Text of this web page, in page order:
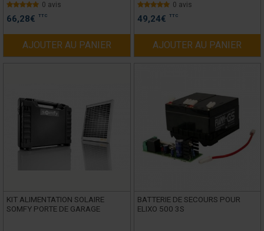
0 avis
66,28€ TTC
AJOUTER AU PANIER
0 avis
49,24€ TTC
AJOUTER AU PANIER
KIT ALIMENTATION SOLAIRE
SOMFY PORTE DE GARAGE
BATTERIE DE SECOURS POUR
ELIXO 500 3S